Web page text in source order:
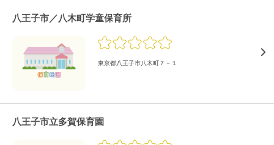
八王子市／八木町学童保育所
東京都八王子市八木町７－１
八王子市立多賀保育園